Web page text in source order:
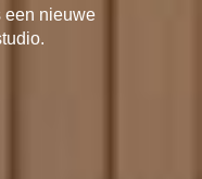
een nieuwe